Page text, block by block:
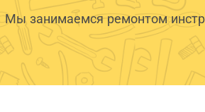
Мы занимаемся ремонтом